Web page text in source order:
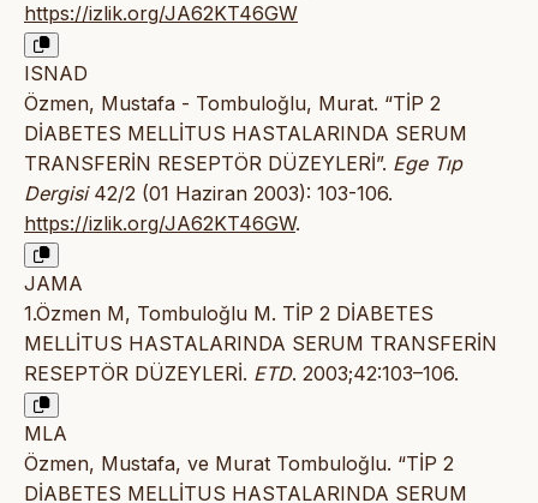
https://izlik.org/JA62KT46GW
ISNAD
Özmen, Mustafa - Tombuloğlu, Murat. “TİP 2
DİABETES MELLİTUS HASTALARINDA SERUM
TRANSFERİN RESEPTÖR DÜZEYLERİ”. Ege Tıp
Dergisi42/2 (01 Haziran 2003): 103-106.
https://izlik.org/JA62KT46GW.
JAMA
1.Özmen M, Tombuloğlu M. TİP 2 DİABETES
MELLİTUS HASTALARINDA SERUM TRANSFERİN
RESEPTÖR DÜZEYLERİ. ETD. 2003;42:103–106.
MLA
Özmen, Mustafa, ve Murat Tombuloğlu. “TİP 2
DİABETES MELLİTUS HASTALARINDA SERUM